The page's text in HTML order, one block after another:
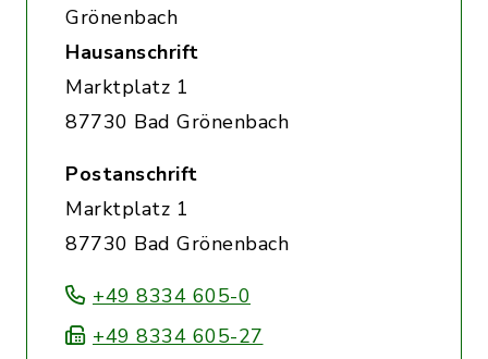
Grönenbach
Hausanschrift
Marktplatz 1
87730 Bad Grönenbach
Postanschrift
Marktplatz 1
87730 Bad Grönenbach
+49 8334 605-0
+49 8334 605-27